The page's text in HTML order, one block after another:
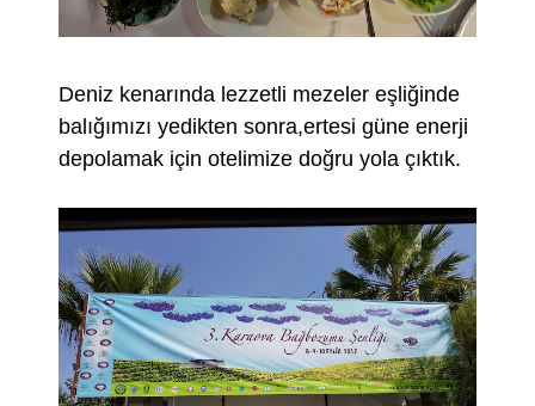
Deniz kenarında lezzetli mezeler eşliğinde
balığımızı yedikten sonra,ertesi güne enerji
depolamak için otelimize doğru yola çıktık.